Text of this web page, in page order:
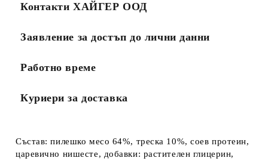
Контакти ХАЙГЕР ООД
Заявление за достъп до лични данни
Работно време
Куриери за доставка
Състав: пилешко месо 64%, треска 10%, соев протеин,
царевично нишесте, добавки: растителен глицерин,